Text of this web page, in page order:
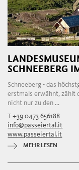
SCHNEEBERG
Schneeberg - das
erstmals erwähnt, zählt
nicht nur zu den ...
T+39 0473 656188
info@passeiertal.it
www.passeiertal.it
MEHR LESEN